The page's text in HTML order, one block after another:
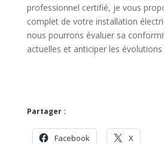
professionnel certifié, je vous
complet de votre installation
nous pourrons évaluer sa
actuelles et anticiper les évolutions
Partager :
Facebook X